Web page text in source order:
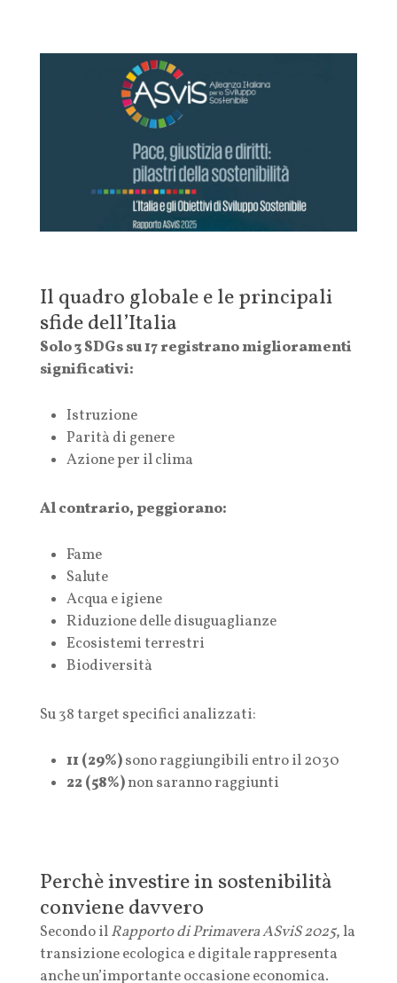
Il quadro globale e le principali
sfide dell’Italia
Solo 3 SDGs su 17 registrano miglioramenti
significativi:
Istruzione
Parità di genere
Azione per il clima
Al contrario, peggiorano:
Fame
Salute
Acqua e igiene
Riduzione delle disuguaglianze
Ecosistemi terrestri
Biodiversità
Su 38 target specifici analizzati:
11 (29%)sono raggiungibili entro il 2030
22 (58%)non saranno raggiunti
Perchè investire in sostenibilità
conviene davvero
Secondo ilRapporto di Primavera ASviS 2025, la
transizione ecologica e digitale rappresenta
anche un’importante occasione economica.